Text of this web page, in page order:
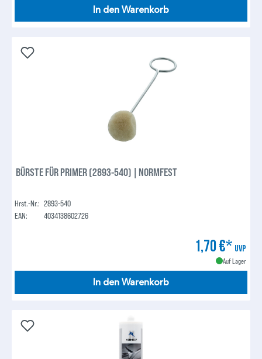
In den Warenkorb
BÜRSTE FÜR PRIMER (2893-540) | NORMFEST
Hrst.-Nr.: 2893-540
EAN:
4034138602726
1,70 €* UVP
Auf Lager
In den Warenkorb